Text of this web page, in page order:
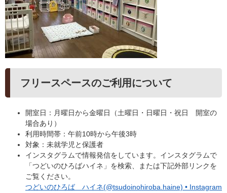
フリースペースのご利用について
開室日：月曜日から金曜日（土曜日・日曜日・祝日 開室の
場合あり）
利用時間帯：午前10時から午後3時
対象：未就学児と保護者
インスタグラムで情報発信をしています。インスタグラムで
「つどいのひろばハイネ」を検索、または下記外部リンクを
ご覧ください。
つどいのひろば ハイネ(@tsudoinohiroba.haine) • Instagram